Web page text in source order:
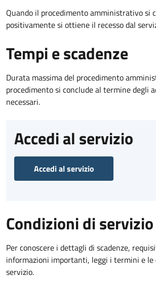
Quando il procedimento amministrativo si
positivamente si ottiene il recesso dal
Tempi e scadenze
Durata massima del procedimento
procedimento si conclude al termine degli
necessari.
Accedi al servizio
Accedi al servizio
Condizioni di servizio
Per conoscere i dettagli di scadenze,
informazioni importanti, leggi i termini e le
servizio.